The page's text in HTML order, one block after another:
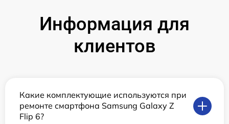
Информация для
клиентов
Какие комплектующие используются при
ремонте смартфона Samsung Galaxy Z
Flip 6?